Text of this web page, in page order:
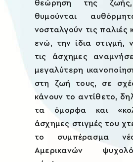
Xplore
reTREATS
θεώρηση της
θυμούνται
νοσταλγούν τις παλιές
ενώ, την ίδια στιγμή,
τις άσχημες
μεγαλύτερη
στη ζωή τους, σε
κάνουν τo αντίθετo,
τα όμορφα και
άσχημες στιγμές του
το συμπέρασμα
Αμερικανών